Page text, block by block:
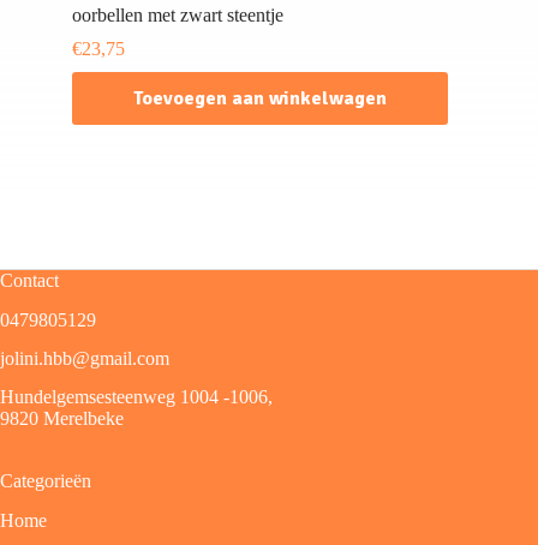
oorbellen met zwart steentje
€23,75
Toevoegen aan winkelwagen
Contact
0479805129
jolini.hbb@gmail.com
Hundelgemsesteenweg 1004 -1006,
9820 Merelbeke
Categorieën
Home